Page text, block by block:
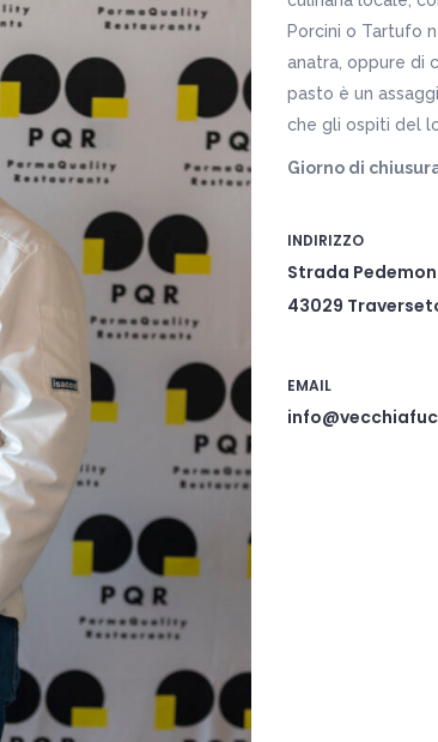
Porcini o Tartufo
anatra, oppure di
pasto è un
che gli ospiti del
Giorno di
INDIRIZZO
Strada
43029
EMAIL